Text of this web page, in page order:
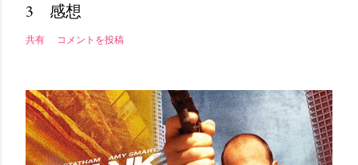
3 感想
共有 コメントを投稿